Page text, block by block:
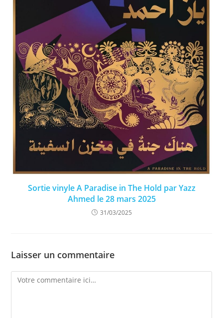
Sortie vinyle A Paradise in The Hold par Yazz
Ahmed le 28 mars 2025
31/03/2025
Laisser un commentaire
Comment